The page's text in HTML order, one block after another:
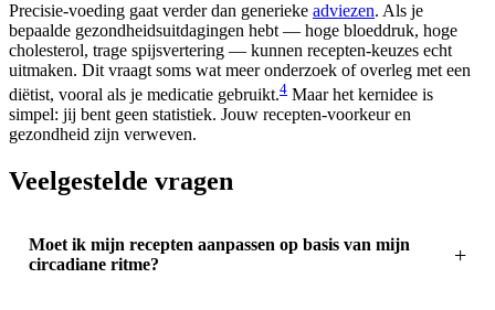
Precisie-voeding gaat verder dan generieke adviezen. Als je
bepaalde gezondheidsuitdagingen hebt — hoge bloeddruk, hoge
cholesterol, trage spijsvertering — kunnen recepten-keuzes echt
uitmaken. Dit vraagt soms wat meer onderzoek of overleg met een
diëtist, vooral als je medicatie gebruikt.4 Maar het kernidee is
simpel: jij bent geen statistiek. Jouw recepten-voorkeur en
gezondheid zijn verweven.
Veelgestelde vragen
Moet ik mijn recepten aanpassen op basis van mijn
circadiane ritme?